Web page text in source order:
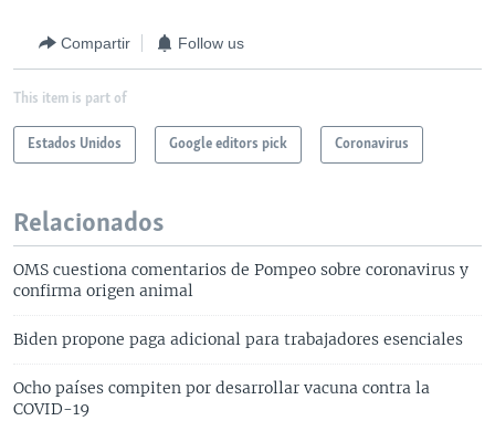
Compartir Follow us
This item is part of
Estados Unidos Google editors pick Coronavirus
Relacionados
OMS cuestiona comentarios de Pompeo sobre coronavirus y
confirma origen animal
Biden propone paga adicional para trabajadores esenciales
Ocho países compiten por desarrollar vacuna contra la
COVID-19